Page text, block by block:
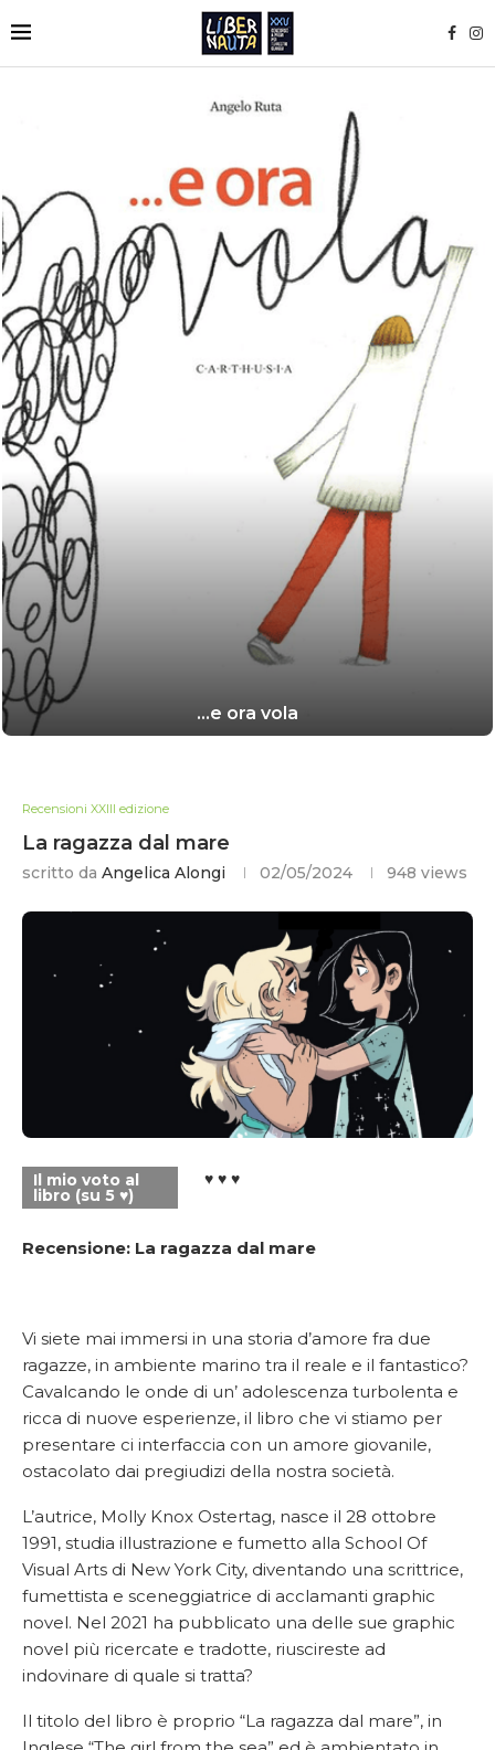
…e ora vola
Recensioni XXIII edizione
La ragazza dal mare
scritto da Angelica Alongi 02/05/2024 948 views
Il mio voto al
libro (su 5 ♥)
♥ ♥ ♥
Recensione: La ragazza dal mare
Vi siete mai immersi in una storia d’amore fra due
ragazze, in ambiente marino tra il reale e il fantastico?
Cavalcando le onde di un’ adolescenza turbolenta e
ricca di nuove esperienze, il libro che vi stiamo per
presentare ci interfaccia con un amore giovanile,
ostacolato dai pregiudizi della nostra società.
L’autrice, Molly Knox Ostertag, nasce il 28 ottobre
1991, studia illustrazione e fumetto alla School Of
Visual Arts di New York City, diventando una scrittrice,
fumettista e sceneggiatrice di acclamanti graphic
novel. Nel 2021 ha pubblicato una delle sue graphic
novel più ricercate e tradotte, riuscireste ad
indovinare di quale si tratta?
Il titolo del libro è proprio “La ragazza dal mare”, in